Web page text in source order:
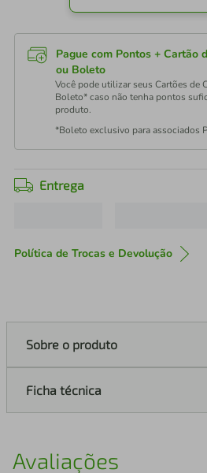
Pague com Pontos + Cartão
ou Boleto
Você pode utilizar seus Cartões de
Boleto* caso não tenha pontos
produto.
*Boleto exclusivo para associados
Entrega
Política de Trocas e Devolução
Sobre o produto
Ficha técnica
Avaliações